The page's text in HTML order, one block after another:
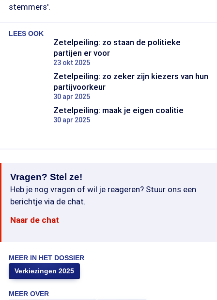
stemmers'.
LEES OOK
Zetelpeiling: zo staan de politieke
partijen er voor
23 okt 2025
Zetelpeiling: zo zeker zijn kiezers van hun
partijvoorkeur
30 apr 2025
Zetelpeiling: maak je eigen coalitie
30 apr 2025
Vragen? Stel ze!
Heb je nog vragen of wil je reageren? Stuur ons een
berichtje via de chat.
Naar de chat
MEER IN HET DOSSIER
Verkiezingen 2025
MEER OVER